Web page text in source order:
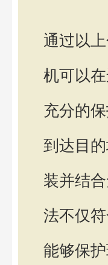
通过以
机可以
充分的
到达目
装并结
法不仅
能够保